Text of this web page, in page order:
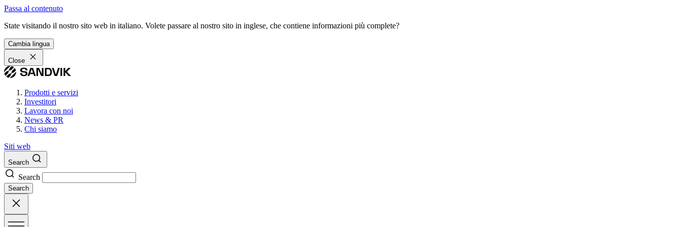
Passa al contenuto
State visitando il nostro sito web in italiano. Volete passare al nostro sito in inglese, che contiene informazioni più complete?
Cambia lingua
Close
Prodotti e servizi
Investitori
Lavora con noi
News & PR
Chi siamo
Siti web
Search
Search
Search